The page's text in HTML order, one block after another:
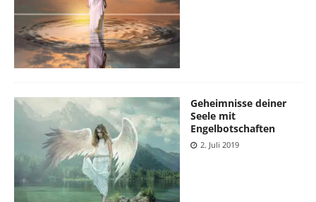
Geheimnisse deiner
Seele mit
Engelbotschaften
2. Juli 2019